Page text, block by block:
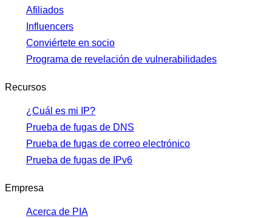
Afiliados
Influencers
Conviértete en socio
Programa de revelación de vulnerabilidades
Recursos
¿Cuál es mi IP?
Prueba de fugas de DNS
Prueba de fugas de correo electrónico
Prueba de fugas de IPv6
Empresa
Acerca de PIA